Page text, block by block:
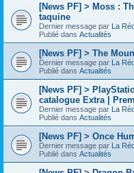
[News PF] > Moss :
taquine
Dernier message par La
Publié dans Actualités
[News PF] > The
Dernier message par La
Publié dans Actualités
[News PF] >
catalogue Extra |
Dernier message par La
Publié dans Actualités
[News PF] > Once
Dernier message par La
Publié dans Actualités